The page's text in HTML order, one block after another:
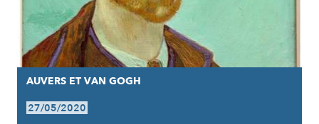
AUVERS ET VAN GOGH
27/05/2020